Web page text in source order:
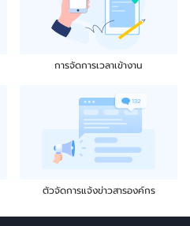
การจัดการเวลาเข้างาน
ตัวจัดการแจ้งข่าวสารองค์กร